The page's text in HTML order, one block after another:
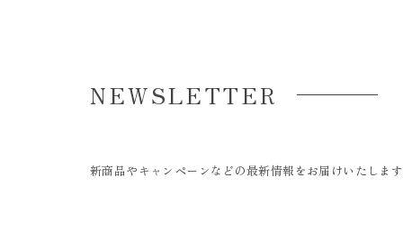
NEWSLETTER
新商品やキャンペーンなどの最新情報をお届けいたしま